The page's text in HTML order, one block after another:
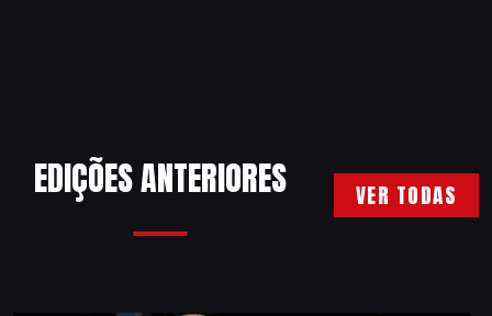
EDIÇÕES ANTERIORES VER TODAS